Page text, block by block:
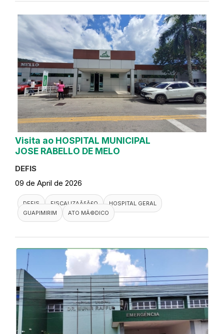
Visita ao HOSPITAL MUNICIPAL
JOSE RABELLO DE MELO
DEFIS
09 de April de 2026
DEFIS FISCALIZAÃ§Ã£O
HOSPITAL GERAL
GUAPIMIRIM
ATO MÃ©DICO